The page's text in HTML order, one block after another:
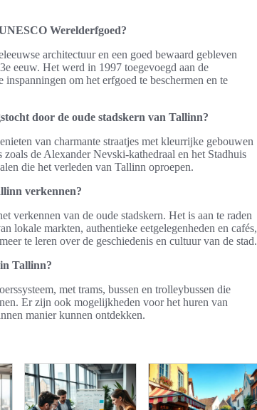
Werelderfgoed?
architectuur en een goed bewaard gebleven
eeuw. Het werd in 1997 toegevoegd aan de
om het erfgoed te beschermen en te
door de oude stadskern van Tallinn?
van charmante straatjes met kleurrijke gebouwen
de Alexander Nevski-kathedraal en het Stadhuis
die het verleden van Tallinn oproepen.
verkennen?
verkennen van de oude stadskern. Het is aan te raden
lokale markten, authentieke eetgelegenheden en cafés,
te leren over de geschiedenis en cultuur van de stad.
Tallinn?
met trams, bussen en trolleybussen die
Er zijn ook mogelijkheden voor het huren van
manier kunnen ontdekken.